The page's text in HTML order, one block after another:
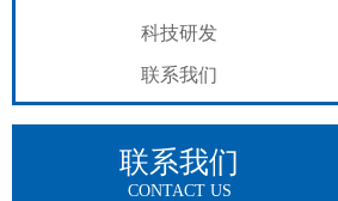
科技研发
联系我们
联系我们
CONTACT US